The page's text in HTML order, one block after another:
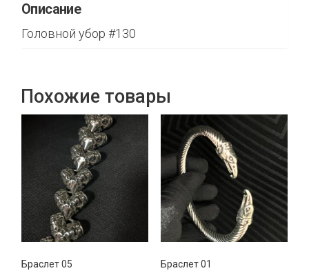
Описание
Головной убор #130
Похожие товары
Браслет 05 Браслет 01